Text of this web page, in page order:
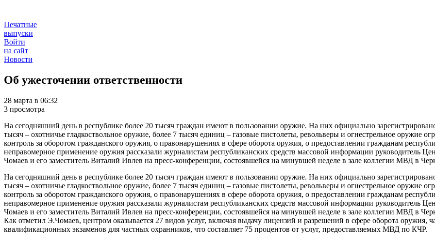
Печатные
выпуски
Войти
на сайт
Новости
Об ужесточении ответственности
28 марта в 06:32
3 просмотра
На сегодняшний день в республике более 20 тысяч граждан имеют в пользовании оружие. На них официально
тысяч – охотничье гладкоствольное оружие, более 7 тысяч единиц – газовые пистолеты, револьверы и огнестрельное оружие
контроль за оборотом гражданского оружия, о правонарушениях в сфере оборота оружия, о предоставлении гражданам
неправомерное применение оружия рассказали журналистам республиканских средств массовой информации руководитель
Чомаев и его заместитель Виталий Ивлев на пресс-конференции, состоявшейся на минувшей неделе в зале коллегии МВД в
На сегодняшний день в республике более 20 тысяч граждан имеют в пользовании оружие. На них официально
тысяч – охотничье гладкоствольное оружие, более 7 тысяч единиц – газовые пистолеты, револьверы и огнестрельное оружие
контроль за оборотом гражданского оружия, о правонарушениях в сфере оборота оружия, о предоставлении гражданам
неправомерное применение оружия рассказали журналистам республиканских средств массовой информации руководитель
Чомаев и его заместитель Виталий Ивлев на пресс-конференции, состоявшейся на минувшей неделе в зале коллегии МВД в
Как отметил Э.Чомаев, центром оказывается 27 видов услуг, включая выдачу лицензий и разрешений в сфере оборота оружия,
квалификационных экзаменов для частных охранников, что составляет 75 процентов от услуг, предоставляемых МВД по КЧР.